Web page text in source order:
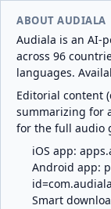
ABOUT AUDIALA
Audiala is an AI-
across 96
languages.
Editorial content
summarizing for
for the full audio
iOS app:
Android app:
Smart